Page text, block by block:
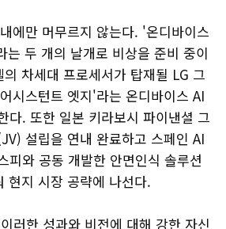
에만 머무르지 않는다. '온디바이스
두 개의 날개로 비상을 준비 중이
차세대 프로세서가 탑재될 LG 그
시스턴트 엣지'라는 온디바이스 AI
다. 또한 일본 키라보시 파이낸셜 그
설립을 연내 완료하고 스페인 AI
피와 공동 개발한 안면인식 솔루션
현지 시장 공략에 나선다.
러한 성과와 비전에 대해 강한 자신